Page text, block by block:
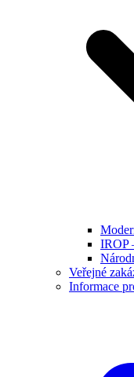
IROP
Veřejné
Informace